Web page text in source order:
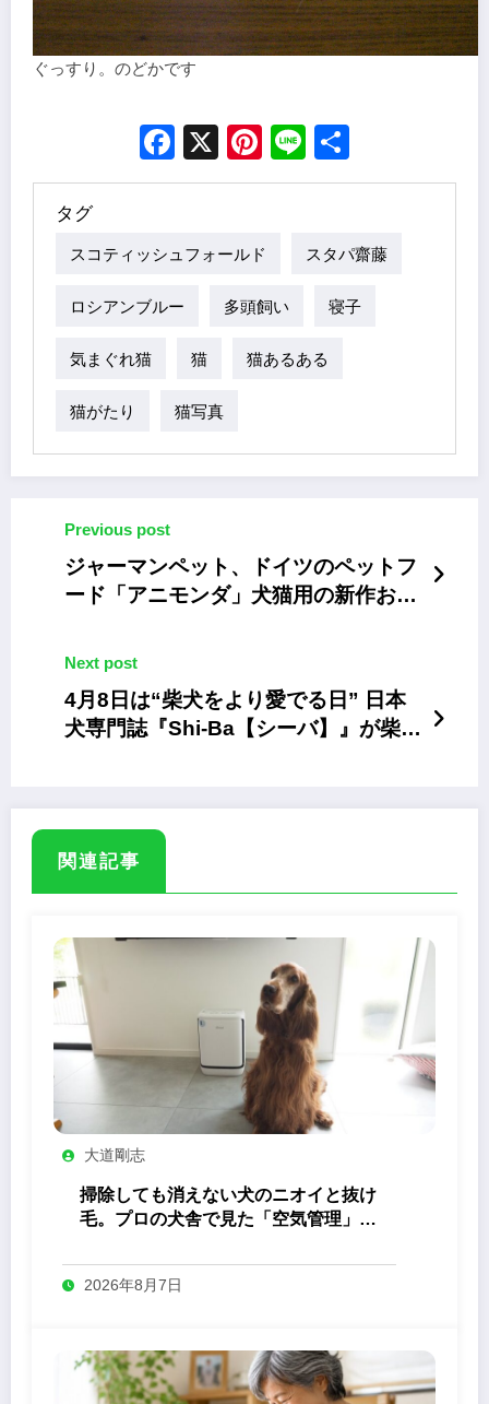
ぐっすり。のどかです
Facebook
X Pinterest
Line
タグ
スコティッシュフォールド スタパ齋藤
ロシアンブルー 多頭飼い 寝子
気まぐれ猫 猫 猫あるある
猫がたり 猫写真
Previous post
ジャーマンペット、ドイツのペットフ
ード「アニモンダ」犬猫用の新作おや
Next post
4月8日は“柴犬をより愛でる日” 日本
犬専門誌『Shi-Ba【シーバ】』が柴犬
関連記事
大道剛志
掃除しても消えない犬のニオイと抜け
毛。プロの犬舎で見た「空気管理」の
2026年8月7日